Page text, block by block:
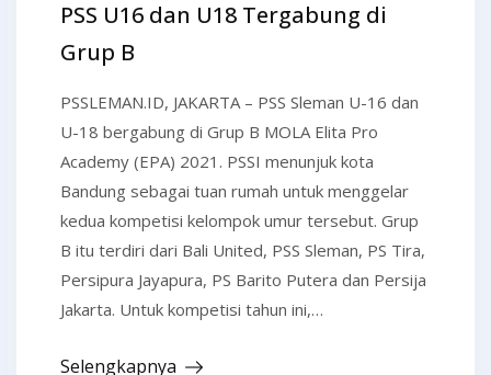
PSS U16 dan U18 Tergabung di
Grup B
PSSLEMAN.ID, JAKARTA – PSS Sleman U-16 dan
U-18 bergabung di Grup B MOLA Elita Pro
Academy (EPA) 2021. PSSI menunjuk kota
Bandung sebagai tuan rumah untuk menggelar
kedua kompetisi kelompok umur tersebut. Grup
B itu terdiri dari Bali United, PSS Sleman, PS Tira,
Persipura Jayapura, PS Barito Putera dan Persija
Jakarta. Untuk kompetisi tahun ini,…
Selengkapnya